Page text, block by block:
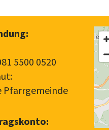
5500 0520
Pfarrgemeinde